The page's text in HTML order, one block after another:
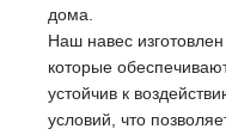
дома.
Наш навес
которые
устойчив к
условий, что